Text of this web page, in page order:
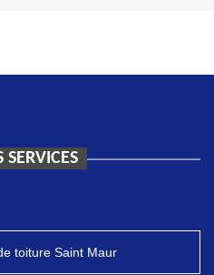
SERVICES
toiture Saint Maur